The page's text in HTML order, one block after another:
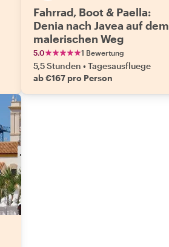
Fahrrad, Boot & Paella:
Denia nach Javea auf dem
malerischen Weg
5.0 1 Bewertung
5,5 Stunden •Tagesausfluege
ab €167 pro Person